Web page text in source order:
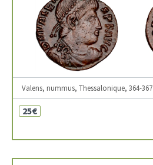
Valens, nummus, Thessalonique, 364-367
25€